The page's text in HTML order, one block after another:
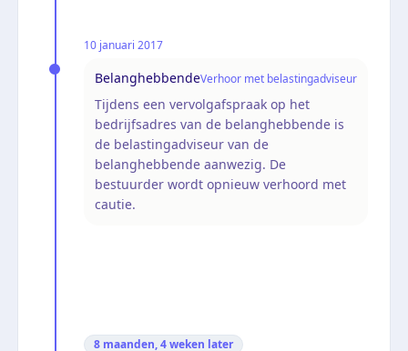
10 januari 2017
BelanghebbendeVerhoor met belastingadviseur
Tijdens een vervolgafspraak op het
bedrijfsadres van de belanghebbende is
de belastingadviseur van de
belanghebbende aanwezig. De
bestuurder wordt opnieuw verhoord met
cautie.
8 maanden, 4 weken later